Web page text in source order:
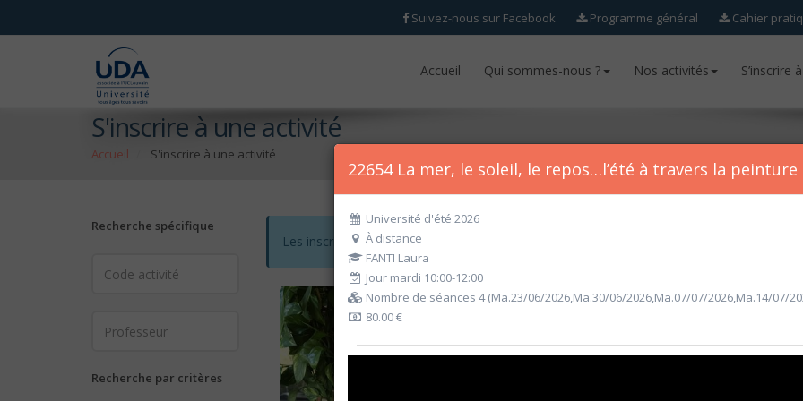
Suivez-nous sur Facebook Programme général Cahier
Accueil Qui sommes-nous ? Nos activités S’inscrire
Accueil Qui sommes-nous ? Nos activités S’inscrire
S'inscrire à une activité
Accueil S'inscrire à une activité
Recherche spécifique
Recherche par critères
Les inscriptions pour l'année académique 2026-2027 seront ouvertes
22654 La mer, le soleil, le repos…l’été à travers la peinture
Université d'été 2026
À distance
FANTI Laura
Jour mardi 10:00-12:00
Nombre de séances 4 (Ma.23/06/2026,Ma.30/06/2026,Ma.07/07/2026,Ma.14/07/
80.00 €